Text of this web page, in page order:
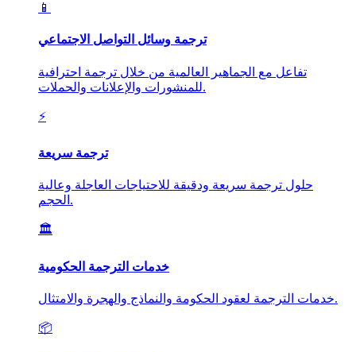
📱
ترجمة وسائل التواصل الاجتماعي
تفاعل مع الجماهير العالمية من خلال ترجمة احترافية
للمنشورات والإعلانات والحملات.
⚡
ترجمة سريعة
حلول ترجمة سريعة ودقيقة للاحتياجات العاجلة وعالية
الحجم.
🏛️
خدمات الترجمة الحكومية
خدمات الترجمة لعقود الحكومة والنماذج والهجرة والامتثال.
📦